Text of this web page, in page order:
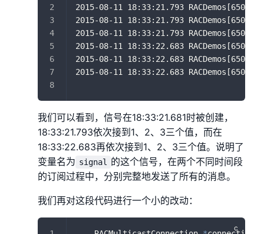
2015-08-11 18:33:21.793
2015-08-11 18:33:21.793
2015-08-11 18:33:21.793
2015-08-11 18:33:22.683
2015-08-11 18:33:22.683
2015-08-11 18:33:22.683
我们可以看到，信号在18:33:21.681时被创建，
18:33:21.793依次接到1、2、3三个值，而在
18:33:22.683再依次接到1、2、3三个值。说明了
变量名为 signal
的这个信号，在两个不同时间段
的订阅过程中，分别完整地发送了所有的消息。
我们再对这段代码进行一个小的改动：